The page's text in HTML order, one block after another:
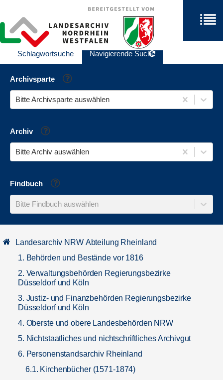
Schlagwortsuche Navigierende Suche
Archivsparte Hilfe
Bitte Archivsparte auswählen
Archiv Hilfe
Bitte Archiv auswählen
Findbuch Hilfe
Bitte Findbuch auswählen
Landesarchiv NRW Abteilung Rheinland
1. Behörden und Bestände vor 1816
2. Verwaltungsbehörden Regierungsbezirke
Düsseldorf und Köln
3. Justiz- und Finanzbehörden Regierungsbezirke
Düsseldorf und Köln
4. Oberste und obere Landesbehörden NRW
5. Nichtstaatliches und nichtschriftliches Archivgut
6. Personenstandsarchiv Rheinland
6.1. Kirchenbücher (1571-1874)